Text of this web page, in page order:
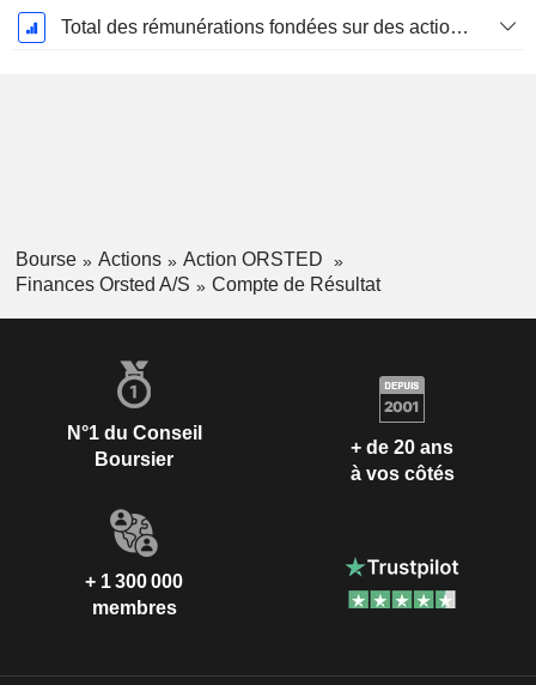
Total des rémunérations fondées sur des actions
Bourse Actions
Action ORSTED
Finances Orsted A/S
Compte de Résultat
N°1 du Conseil
Boursier
+ de 20 ans
à vos côtés
+ 1 300 000
membres